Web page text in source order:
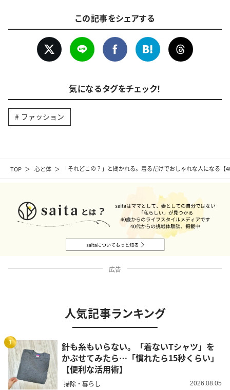
TOP 心と体 「それどこの？」と聞かれる。着るだけでおしゃれな人になる
この記事をシェアする
気になるタグをチェック！
ファッション
広告
人気記事ランキング
1
針も糸もいらない。「着ないTシャツ」を
かぶせてみたら…「慣れたら15秒くらい」
【便利な活用術】
掃除・暮らし 2026.08.05